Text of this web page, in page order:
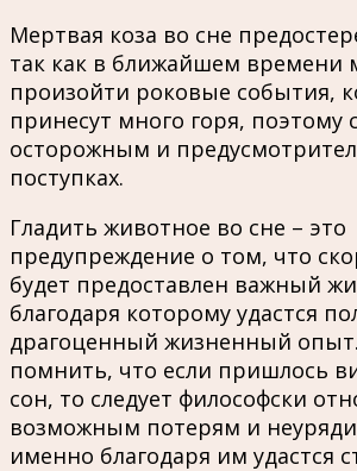
Мертвая коза во сне
так как в ближайшем времени
произойти роковые события,
принесут много горя, поэтому
осторожным и
поступках.
Гладить животное во сне – это
предупреждение о том, что
будет предоставлен важный
благодаря которому удастся
драгоценный жизненный
помнить, что если пришлось
сон, то следует философски
возможным потерям и
именно благодаря им удастся